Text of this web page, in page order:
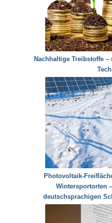
Nachhaltige Treibstoffe
Photovoltaik-
Wintersportorten
deutschsprachigen